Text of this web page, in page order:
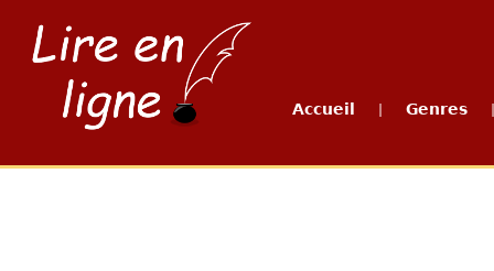
Accueil Genres